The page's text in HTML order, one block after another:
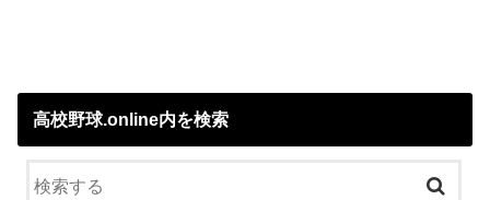
高校野球.online内を検索